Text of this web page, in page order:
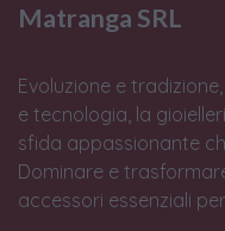
Matranga SRL
Evoluzione e
e tecnologia, la
sfida appassionante
Dominare e
accessori essenziali